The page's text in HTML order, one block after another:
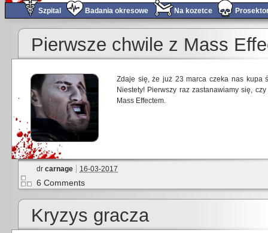
Szpital Badania okresowe Na kozetce
Pierwsze chwile z Mass
Zdaje się, że już 23 marca czeka nas kupa
Niestety! Pierwszy raz zastanawiamy się,
Mass Effectem.
dr carnage 16-03-2017
6 Comments
Kryzys gracza